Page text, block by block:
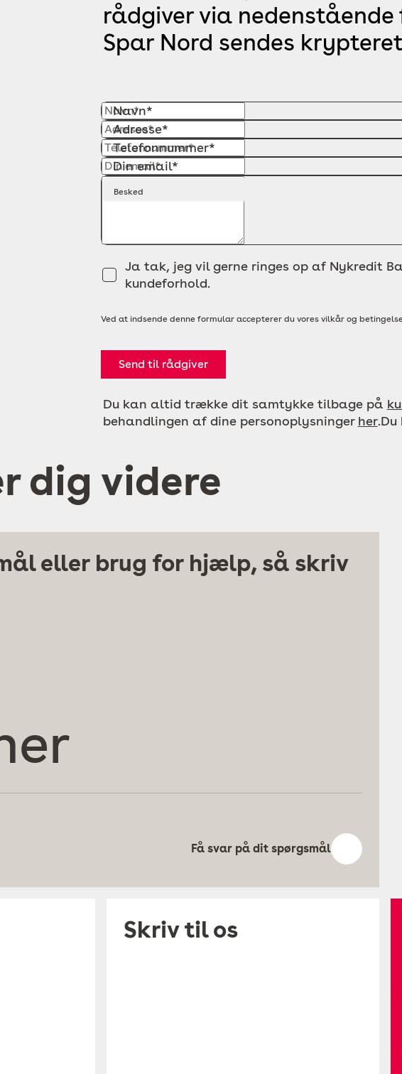
rådgiver via
Spar Nord sendes
Navn*
Adresse*
Telefonnummer*
Din email*
Besked
Ja tak, jeg vil gerne ringes op af Nykredit
kundeforhold.
Ved at indsende denne formular accepterer du vores vilkår og
Send til rådgiver
Du kan altid trække dit samtykke tilbage på
behandlingen af dine personoplysninger her
dig videre
eller brug for hjælp, så skriv
Få svar på dit spørgsmål
Skriv til os